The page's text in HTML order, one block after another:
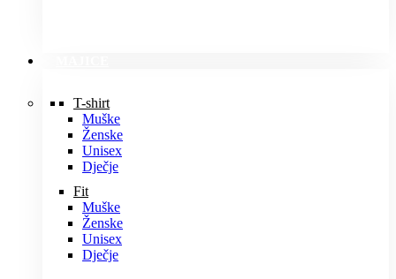
T-shirt
Muške
Ženske
Unisex
Dječje
Fit
Muške
Ženske
Unisex
Dječje